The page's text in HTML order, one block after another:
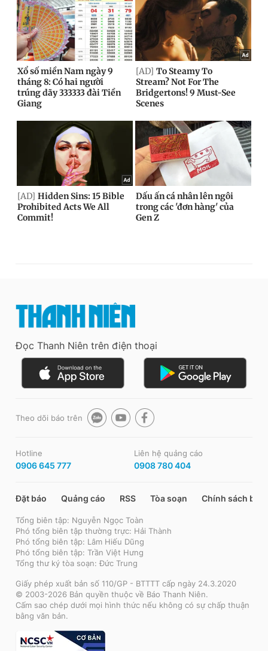
Đọc Thanh Niên trên điện thoại
Theo dõi báo trên
Hotline
0906 645 777
Liên hệ quảng cáo
0908 780 404
Đặt báo Quảng cáo RSS Tòa soạn Chính sách bảo
Tổng biên tập: Nguyễn Ngọc Toàn
Phó tổng biên tập thường trực: Hải Thành
Phó tổng biên tập: Lâm Hiếu Dũng
Phó tổng biên tập: Trần Việt Hưng
Tổng thư ký tòa soạn: Đức Trung
Giấy phép xuất bản số 110/GP - BTTTT cấp ngày 24.3.2020
© 2003-2026 Bản quyền thuộc về Báo Thanh Niên.
Cấm sao chép dưới mọi hình thức nếu không có sự chấp thuận
bằng văn bản.